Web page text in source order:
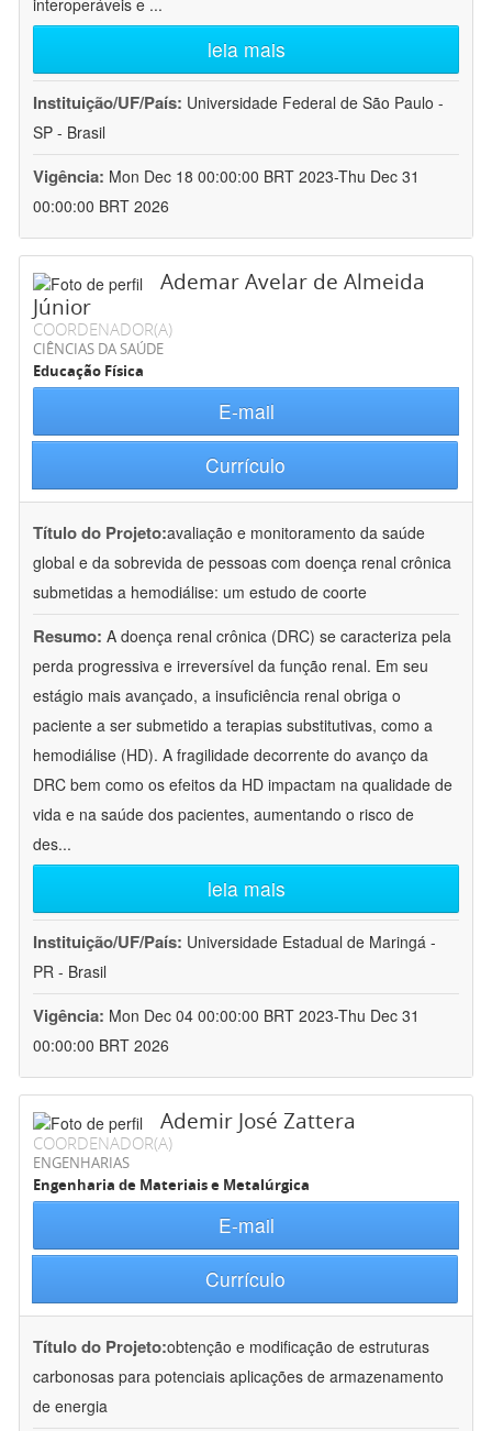
interoperáveis e ...
leia mais
Instituição/UF/País: Universidade Federal de São Paulo -
SP - Brasil
Vigência: Mon Dec 18 00:00:00 BRT 2023-Thu Dec 31
00:00:00 BRT 2026
Ademar Avelar de Almeida
Júnior
COORDENADOR(A)
CIÊNCIAS DA SAÚDE
Educação Física
E-mail
Currículo
Título do Projeto:avaliação e monitoramento da saúde
global e da sobrevida de pessoas com doença renal crônica
submetidas a hemodiálise: um estudo de coorte
Resumo: A doença renal crônica (DRC) se caracteriza pela
perda progressiva e irreversível da função renal. Em seu
estágio mais avançado, a insuficiência renal obriga o
paciente a ser submetido a terapias substitutivas, como a
hemodiálise (HD). A fragilidade decorrente do avanço da
DRC bem como os efeitos da HD impactam na qualidade de
vida e na saúde dos pacientes, aumentando o risco de
des...
leia mais
Instituição/UF/País: Universidade Estadual de Maringá -
PR - Brasil
Vigência: Mon Dec 04 00:00:00 BRT 2023-Thu Dec 31
00:00:00 BRT 2026
Ademir José Zattera
COORDENADOR(A)
ENGENHARIAS
Engenharia de Materiais e Metalúrgica
E-mail
Currículo
Título do Projeto:obtenção e modificação de estruturas
carbonosas para potenciais aplicações de armazenamento
de energia